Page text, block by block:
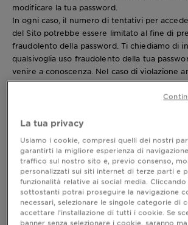
modificare la tua password.
In ogni caso, il numero di tentativi per
del Sito potrebbe essere limitato al fine di
fraudolento della password. Ti chiediamo di
qualsivoglia uso fraudolento della tua
venire a conoscenza. Nel caso di violazione
delle regole stabilite nei presenti Termini di
riserviamo il diritto di sospendere il tuo
Sarà a tuo carico qualsivoglia costo
2. FUNZIONE VIRTUAL-TRY-ON
Questo Sito potrebbe fornirti una funzione di
La tua privacy
Usiamo i cookie, compresi quelli dei nostri
garantirti la migliore esperienza di
traffico sul nostro sito e, previo consenso,
personalizzati sui siti internet di terze parti e
funzionalità relative ai social media.
sottostanti potrai proseguire la navigazione
necessari, selezionare le singole categorie di
accettare l’installazione di tutti i cookie. Se
banner senza selezionare i cookie, saranno